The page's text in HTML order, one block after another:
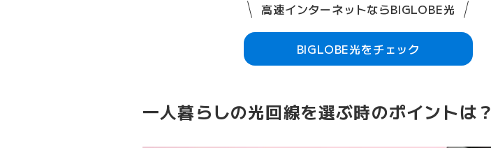
高速インターネットならBIGLOBE光
BIGLOBE光をチェック
一人暮らしの光回線を選ぶ時のポイントは？